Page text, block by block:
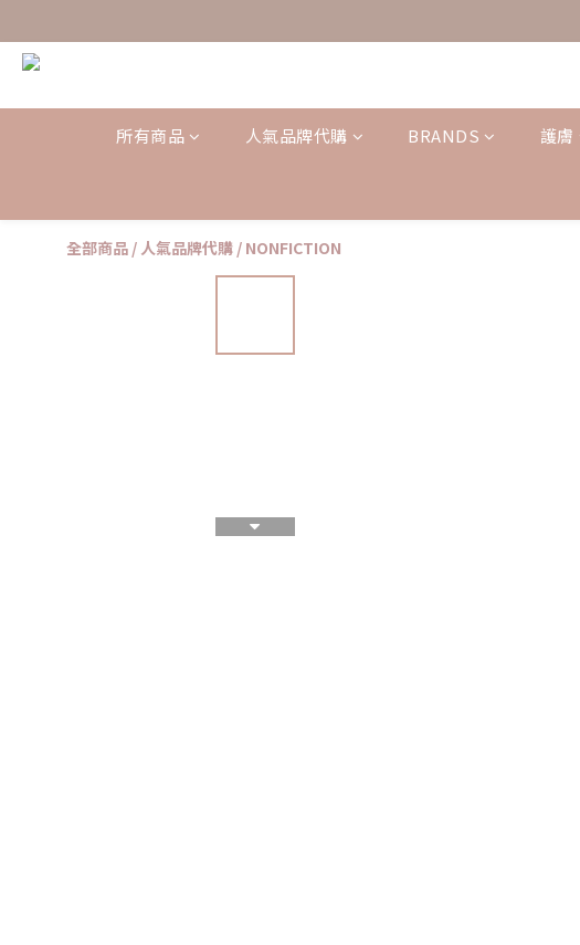
所有商品 人氣品牌代購 BRANDS 護膚
全部商品 / 人氣品牌代購 / NONFICTION